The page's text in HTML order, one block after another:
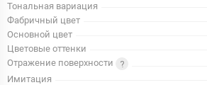
Тональная вариация
Фабричный цвет
Основной цвет
Цветовые оттенки
Отражение поверхности
Имитация